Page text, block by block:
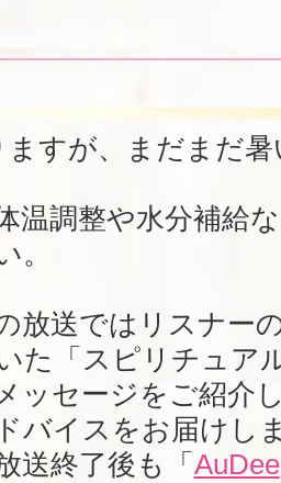
ますが、まだまだ
温調整や水分補給
。
放送ではリスナー
た「スピリチュア
ッセージをご紹介
バイスをお届けし
送終了後も「 AuDee